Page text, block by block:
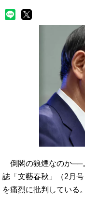
倒閣の狼煙なのか──
誌「文藝春秋」（2月
を痛烈に批判している。